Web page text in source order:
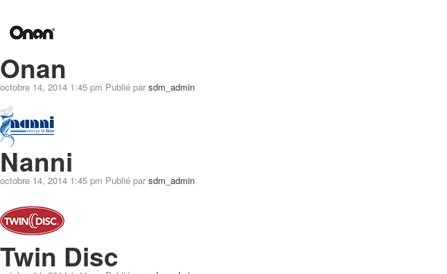
Onan
octobre 14, 2014 1:45 pm Publié par sdm_admin
Nanni
octobre 14, 2014 1:45 pm Publié par sdm_admin
Twin Disc